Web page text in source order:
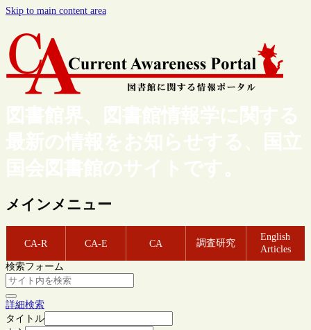
Skip to main content area
図書館界、図書館情報学に関する
最新の情報をお知らせする、国立
国会図書館のサイトです。
メインメニュー
CA-R CA-E CA 調査研究
English
Articles
検索フォーム
詳細検索
タイトル